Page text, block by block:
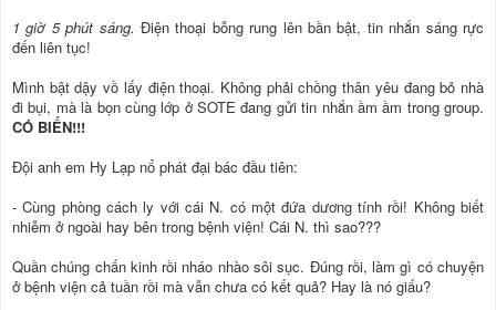
1 giờ 5 phút sáng. Điện thoại bỗng rung lên bần bật, tin nhắn sáng rực
đến liên tục!
Mình bật dậy vồ lấy điện thoại. Không phải chồng thân yêu đang bỏ nhà
đi bụi, mà là bọn cùng lớp ở SOTE đang gửi tin nhắn ầm ầm trong group.
CÓ BIẾN!!!
Đội anh em Hy Lạp nổ phát đại bác đầu tiên:
- Cùng phòng cách ly với cái N. có một đứa dương tính rồi! Không biết
nhiễm ở ngoài hay bên trong bệnh viện! Cái N. thì sao???
Quần chúng chấn kinh rồi nháo nhào sôi sục. Đúng rồi, làm gì có chuyện
ở bệnh viện cả tuần rồi mà vẫn chưa có kết quả? Hay là nó giấu?